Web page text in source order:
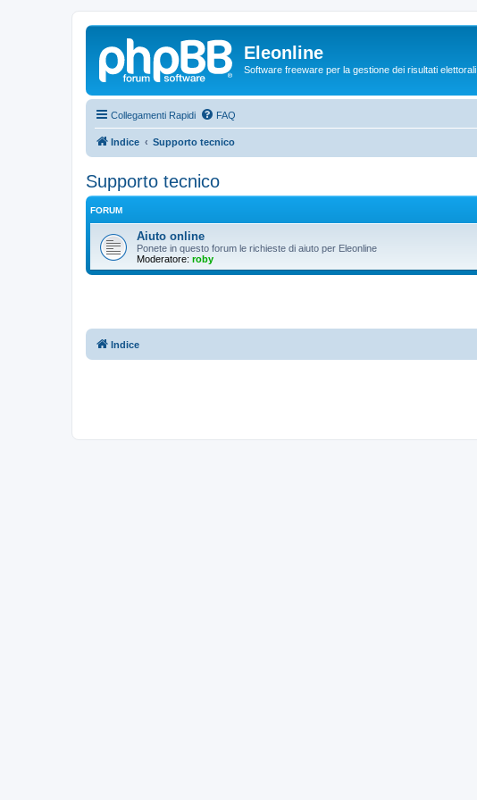
Eleonline
Software freeware per la gestione dei risultati elettorali
Collegamenti Rapidi FAQ
Indice Supporto tecnico
Supporto tecnico
FORUM
Aiuto online
Ponete in questo forum le richieste di aiuto per Eleonline
Moderatore: roby
Indice